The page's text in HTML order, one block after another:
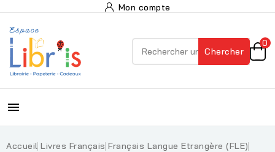
Mon compte
Chercher
0

Accueil Livres Français Français Langue Etrangère (FLE)